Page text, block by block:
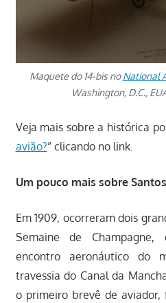
Maquete do 14-bis noNational
Washington, D.C.,
Veja mais sobre a histórica
avião?” clicando no link.
Um pouco mais sobre
Em 1909, ocorreram dois
Semaine de
encontro aeronáutico do
travessia do Canal da
o primeiro brevê de aviador,